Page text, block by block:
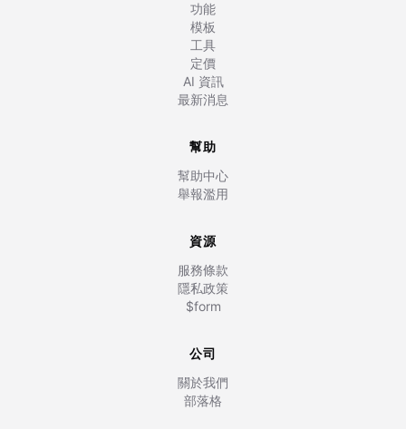
功能
模板
工具
定價
AI 資訊
最新消息
幫助
幫助中心
舉報濫用
資源
服務條款
隱私政策
$form
公司
關於我們
部落格